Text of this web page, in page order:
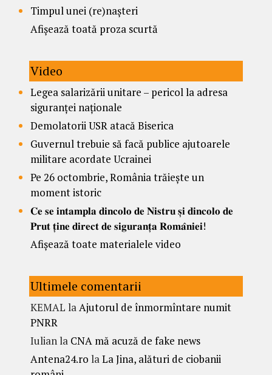
Timpul unei (re)nașteri
Afișează toată proza scurtă
Video
Legea salarizării unitare – pericol la adresa
siguranței naționale
Demolatorii USR atacă Biserica
Guvernul trebuie să facă publice ajutoarele
militare acordate Ucrainei
Pe 26 octombrie, România trăiește un
moment istoric
𝐂𝐞 𝐬𝐞 𝐢𝐧𝐭𝐚𝐦𝐩𝐥𝐚 𝐝𝐢𝐧𝐜𝐨𝐥𝐨 𝐝𝐞 𝐍𝐢𝐬𝐭𝐫𝐮 𝐬̦𝐢 𝐝𝐢𝐧𝐜𝐨𝐥𝐨 𝐝𝐞
𝐏𝐫𝐮𝐭 𝐭̦𝐢𝐧𝐞 𝐝𝐢𝐫𝐞𝐜𝐭 𝐝𝐞 𝐬𝐢𝐠𝐮𝐫𝐚𝐧𝐭̦𝐚 𝐑𝐨𝐦𝐚̂𝐧𝐢𝐞𝐢!
Afișează toate materialele video
Ultimele comentarii
KEMAL laAjutorul de înmormîntare numit
PNRR
Iulianla CNA mă acuză de fake news
Antena24.ro laLa Jina, alături de ciobanii